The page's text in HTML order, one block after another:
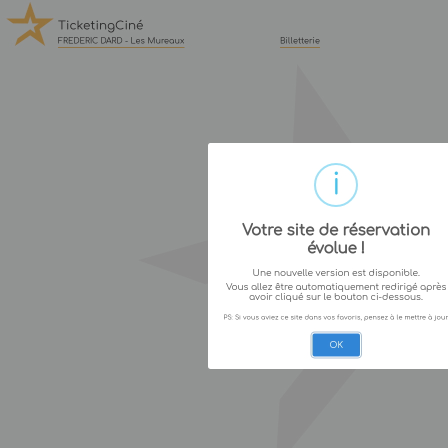
TicketingCiné
FREDERIC DARD - Les Mureaux Billetterie
Votre site de réservation
évolue !
Une nouvelle version est disponible.
Vous allez être automatiquement redirigé après
avoir cliqué sur le bouton ci-dessous.
PS: Si vous aviez ce site dans vos favoris, pensez à le mettre à
OK